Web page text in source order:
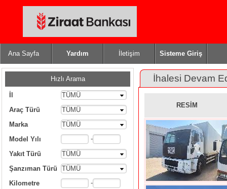
Ana Sayfa Yardım İletişim Sisteme Giriş
Hızlı Arama
TÜMÜ
Araç Türü
TÜMÜ
Marka
TÜMÜ
Model Yılı
-
Yakıt Türü
TÜMÜ
Şanzıman Türü
TÜMÜ
Kilometre
-
İhalesi Devam
RESİM